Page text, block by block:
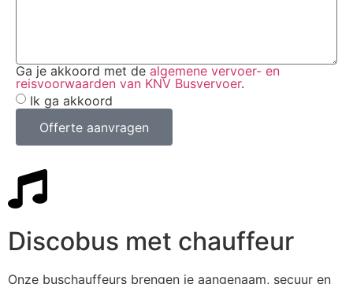
Ga je akkoord met de algemene vervoer- en
reisvoorwaarden van KNV Busvervoer.
Ik ga akkoord
Offerte aanvragen
Discobus met chauffeur
Onze buschauffeurs brengen je aangenaam, secuur en